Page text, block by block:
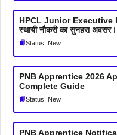
HPCL Junior Executive
स्थायी नौकरी का सुनहरा अवसर।
Status: New
PNB Apprentice 2026
Complete Guide
Status: New
PNB Apprentice